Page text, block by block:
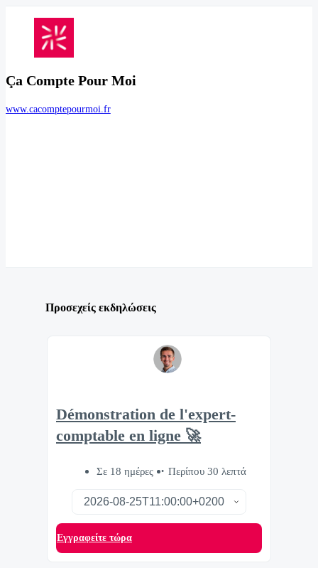
Ça Compte Pour Moi
www.cacomptepourmoi.fr
Προσεχείς εκδηλώσεις
Démonstration de l'expert-
comptable en ligne 🚀
Σε 18 ημέρες Περίπου 30 λεπτά
Eγγραφείτε τώρα